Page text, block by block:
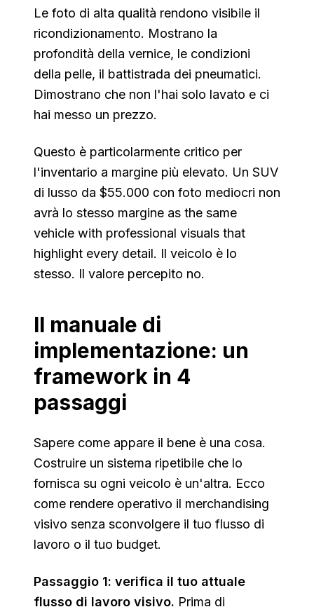
Le foto di alta qualità rendono visibile il
ricondizionamento. Mostrano la
profondità della vernice, le condizioni
della pelle, il battistrada dei pneumatici.
Dimostrano che non l'hai solo lavato e ci
hai messo un prezzo.
Questo è particolarmente critico per
l'inventario a margine più elevato. Un SUV
di lusso da $55.000 con foto mediocri non
avrà lo stesso margine as the same
vehicle with professional visuals that
highlight every detail. Il veicolo è lo
stesso. Il valore percepito no.
Il manuale di
implementazione: un
framework in 4
passaggi
Sapere come appare il bene è una cosa.
Costruire un sistema ripetibile che lo
fornisca su ogni veicolo è un'altra. Ecco
come rendere operativo il merchandising
visivo senza sconvolgere il tuo flusso di
lavoro o il tuo budget.
Passaggio 1: verifica il tuo attuale
flusso di lavoro visivo. Prima di